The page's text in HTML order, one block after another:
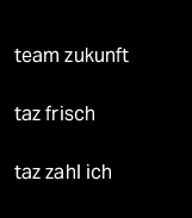
team zukunft
taz frisch
taz zahl ich